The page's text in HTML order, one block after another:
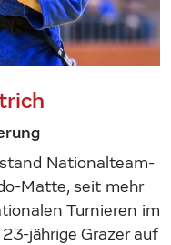
Nationalteam-
Matte, seit mehr
Turnieren im
jährige Grazer auf